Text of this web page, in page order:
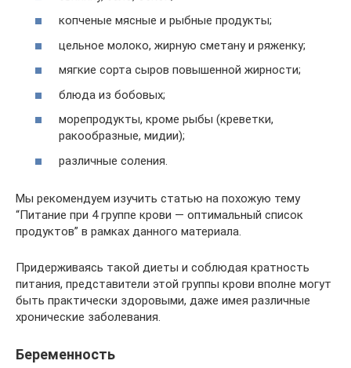
копченые мясные и рыбные продукты;
цельное молоко, жирную сметану и ряженку;
мягкие сорта сыров повышенной жирности;
блюда из бобовых;
морепродукты, кроме рыбы (креветки,
ракообразные, мидии);
различные соления.
Мы рекомендуем изучить статью на похожую тему
“Питание при 4 группе крови — оптимальный список
продуктов” в рамках данного материала.
Придерживаясь такой диеты и соблюдая кратность
питания, представители этой группы крови вполне могут
быть практически здоровыми, даже имея различные
хронические заболевания.
Беременность